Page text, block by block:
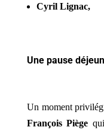
Cyril Lignac,
Une pause
Un moment
François Piège